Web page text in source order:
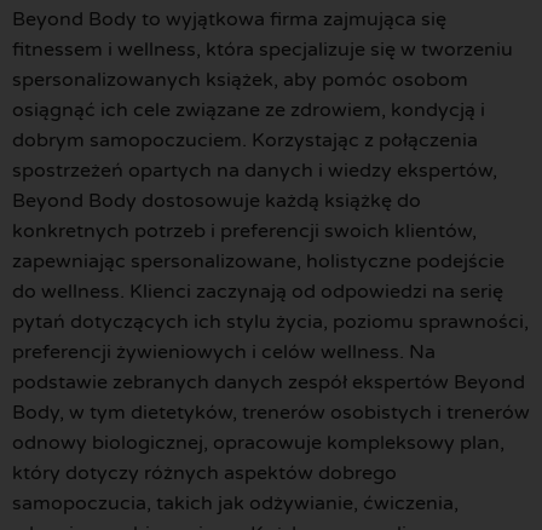
Beyond Body to wyjątkowa firma zajmująca się
fitnessem i wellness, która specjalizuje się w tworzeniu
spersonalizowanych książek, aby pomóc osobom
osiągnąć ich cele związane ze zdrowiem, kondycją i
dobrym samopoczuciem. Korzystając z połączenia
spostrzeżeń opartych na danych i wiedzy ekspertów,
Beyond Body dostosowuje każdą książkę do
konkretnych potrzeb i preferencji swoich klientów,
zapewniając spersonalizowane, holistyczne podejście
do wellness. Klienci zaczynają od odpowiedzi na serię
pytań dotyczących ich stylu życia, poziomu sprawności,
preferencji żywieniowych i celów wellness. Na
podstawie zebranych danych zespół ekspertów Beyond
Body, w tym dietetyków, trenerów osobistych i trenerów
odnowy biologicznej, opracowuje kompleksowy plan,
który dotyczy różnych aspektów dobrego
samopoczucia, takich jak odżywianie, ćwiczenia,